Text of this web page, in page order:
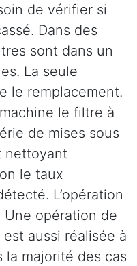
de vérifier si
Dans des
sont dans un
La seule
le remplacement.
le filtre à
de mises sous
nettoyant
le taux
L’opération
opération de
aussi réalisée à
la majorité des cas